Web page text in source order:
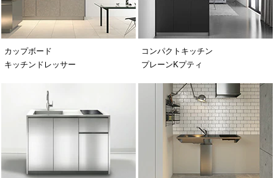
カップボード
キッチンドレッサー
コンパクトキッチン
プレーンKプティ